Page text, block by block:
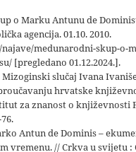
o Marku Antunu de
agencija. 01.10. 2010.
medunarodni-skup-o-
[pregledano 01.12.2024.].
Mizoginski slučaj Ivana
hrvatske
za znanost o književnosti
Antun de Dominis –
vremenu. // Crkva u svijetu :